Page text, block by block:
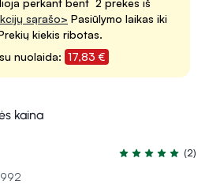
Įvertinimas 5.0
(2)
perkant bent 2 prekes iš
sąrašo> Pasiūlymo laikas iki
kiekis ribotas.
nuolaida: 17,83 €
kaina